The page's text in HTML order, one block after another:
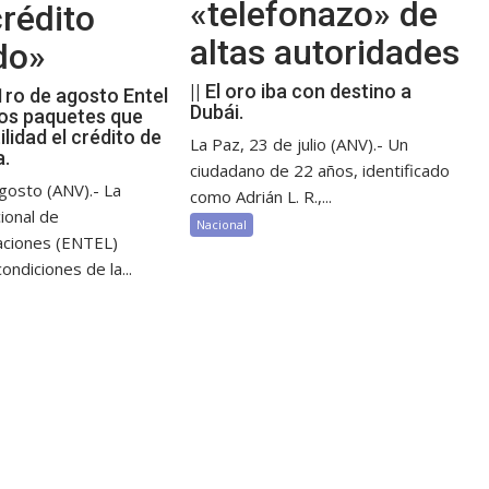
de agosto Entel
paquetes que
el crédito de
(ANV).- La
de
(ENTEL)
de la...
«telefonazo» de
altas autoridades
|| El oro iba con destino a
Dubái.
La Paz, 23 de julio (ANV).- Un
ciudadano de 22 años, identificado
como Adrián L. R.,...
Nacional